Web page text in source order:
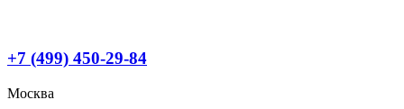
+7 (499) 450-29-84
Москва